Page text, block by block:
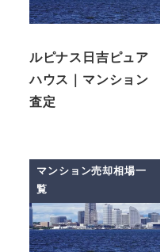
ルピナス日吉ピュア
ハウス｜マンション
査定
マンション売却相場一
覧